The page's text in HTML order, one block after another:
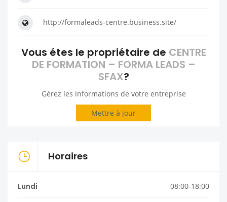
http://formaleads-centre.business.site/
Vous étes le propriétaire de CENTRE
DE FORMATION – FORMA LEADS –
SFAX?
Gérez les informations de votre entreprise
Mettre à jour
Horaires
Lundi 08:00-18:00